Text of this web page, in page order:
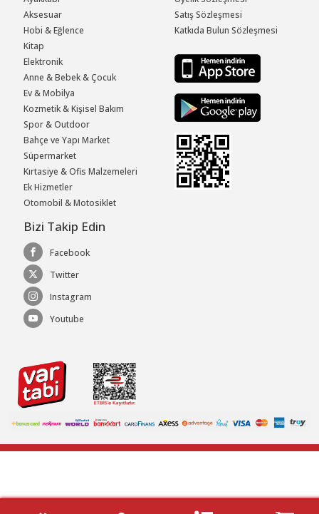
Aksesuar
Hobi & Eğlence
Kitap
Elektronik
Anne & Bebek & Çocuk
Ev & Mobilya
Kozmetik & Kişisel Bakım
Spor & Outdoor
Bahçe ve Yapı Market
Süpermarket
Kırtasiye & Ofis Malzemeleri
Ek Hizmetler
Otomobil & Motosiklet
Satış Sözleşmesi
Katkıda Bulun Sözleşmesi
Bizi Takip Edin
Facebook
Twitter
Instagram
Youtube